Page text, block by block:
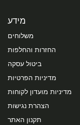
מידע
משלוחים
החזרות והחלפות
ביטול עסקה
מדיניות הפרטיות
מדיניות מועדון לקוחות
הצהרת נגישות
תקנון האתר